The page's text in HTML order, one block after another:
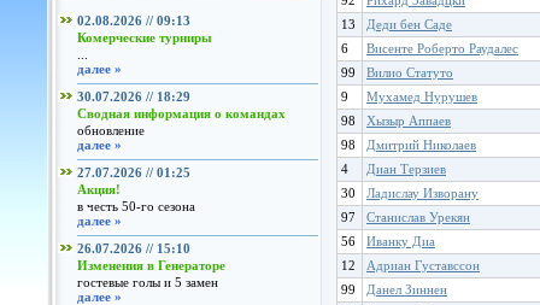
02.08.2026 // 09:13
Комерческие турниры
далее »
30.07.2026 // 18:29
Сводная информация о командах
обновление
далее »
27.07.2026 // 01:25
Акция!
в честь 50-го сезона
далее »
26.07.2026 // 15:10
Изменения в Генераторе
гостевые голы и 5 замен
далее »
13
Деди бен Саде
6
Висенте Роберто Раудалес
99
Вилио Статуто
9
Мухамед Нурушев
98
Хызыр Аппаев
98
Дмитрий Николаев
4
Диан Терзиев
30
Ладислау Изворану
97
Станислав Урекян
56
Иванку Диа
12
Адриан Густавссон
99
Данел Зиннен